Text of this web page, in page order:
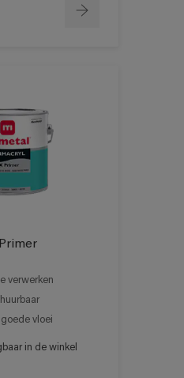
verwerken
vloei
in de winkel